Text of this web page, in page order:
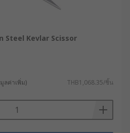
นใน
ะงาน
ทาง
พาะทางประเภทต่าง ๆ ไม่
แต่เป็นเครื่องมือสำคัญที่
ในหลากหลายภาคส่วน ดังนี้
Steel Kevlar Scissor
ลค่าเพิ่ม) THB1,068.35/ชิ้น